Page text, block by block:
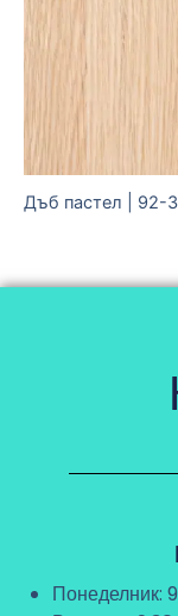
Дъб пастел | 92-
Понеделник: